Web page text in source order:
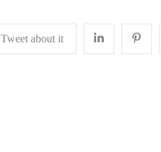
Tweet about it